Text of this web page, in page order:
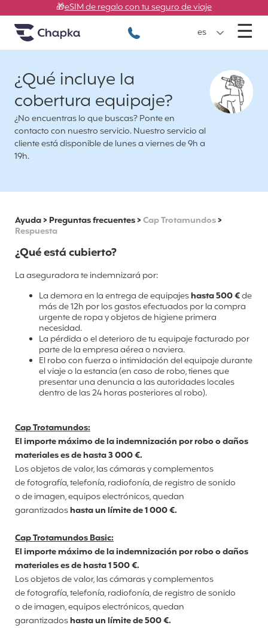
Ir directamente al contenido
Chapka Seguros de viaje
🎁eSIM de regalo con tu seguro de viaje
+34 900 805 947
es ☰
¿Qué incluye la
cobertura equipaje?
¿No encuentras lo que buscas? Ponte en
contacto con nuestro servicio. Nuestro servicio al
cliente está disponible de lunes a viernes de 9h a
19h.
Ayuda> Preguntas frecuentes>Cap Trotamundos>
Respuesta
¿Qué está cubierto?
La aseguradora te indemnizará por:
La demora en la entrega de equipajeshasta 500 €de
más de 12h por los gastos efectuados por la compra
urgente de ropa y objetos de higiene primera
necesidad.
La pérdida o el deterioro de tu equipaje facturado por
parte de la empresa aérea o naviera.
El robo con fuerza o intimidación del equipaje durante
el viaje o la estancia (en caso de robo, tienes que
presentar una denuncia a las autoridades locales
dentro de las 24 horas posteriores al robo).
Cap Trotamundos:
El importe máximo de la indemnización por robo o daños
materiales es de hasta 3 000 €.
Los objetos de valor, las cámaras y complementos
defotografía, telefonía, radiofonía, de registro de sonido
ode imagen, equipos electrónicos,quedan
garantizadoshasta un límite de 1 000 €.
Cap Trotamundos Basic:
El importe máximo de la indemnización por robo o daños
materiales es de hasta 1 500 €.
Los objetos de valor, las cámaras y complementos
defotografía, telefonía, radiofonía, de registro de sonido
ode imagen, equipos electrónicos,quedan
garantizadoshasta un límite de 500 €.